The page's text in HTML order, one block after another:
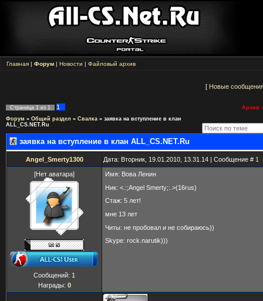
Главная | Форум | Новости | Файловый архив
[ Новые
Страница 1 из 1 1
Архив -
Форум » Общий раздел » Свалка » заявка на вступление в клан
ALL_CS.NET.Ru
заявка на вступление в клан ALL_CS.NET.Ru
Angel_Smerty1300 Дата: Вторник, 19.01.2010, 13.31.14 | Сообщение # 1
[Нет аватара]
Сообщений: 1
Награды: 0
Имя: Вова Ленин
Ник: <.:;Angel Smerty;:.>(16rus)
Стаж: 5 лет!
мне 13 лет
Читы: не пробовал и не собираюсь))
Skype: rock.narutik)))